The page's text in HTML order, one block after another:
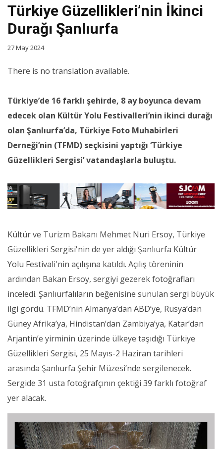
Türkiye Güzellikleri’nin İkinci
Durağı Şanlıurfa
27 May 2024
There is no translation available.
Türkiye’de 16 farklı şehirde, 8 ay boyunca devam
edecek olan Kültür Yolu Festivalleri’nin ikinci durağı
olan Şanlıurfa’da, Türkiye Foto Muhabirleri
Derneği’nin (TFMD) seçkisini yaptığı ‘Türkiye
Güzellikleri Sergisi’ vatandaşlarla buluştu.
Kültür ve Turizm Bakanı Mehmet Nuri Ersoy, Türkiye
Güzellikleri Sergisi'nin de yer aldığı Şanlıurfa Kültür
Yolu Festivali'nin açılışına katıldı. Açılış töreninin
ardından Bakan Ersoy, sergiyi gezerek fotoğrafları
inceledi. Şanlıurfalıların beğenisine sunulan sergi büyük
ilgi gördü. TFMD’nin Almanya’dan ABD’ye, Rusya’dan
Güney Afrika’ya, Hindistan’dan Zambiya’ya, Katar’dan
Arjantin’e yirminin üzerinde ülkeye taşıdığı Türkiye
Güzellikleri Sergisi, 25 Mayıs-2 Haziran tarihleri
arasında Şanlıurfa Şehir Müzesi’nde sergilenecek.
Sergide 31 usta fotoğrafçının çektiği 39 farklı fotoğraf
yer alacak.